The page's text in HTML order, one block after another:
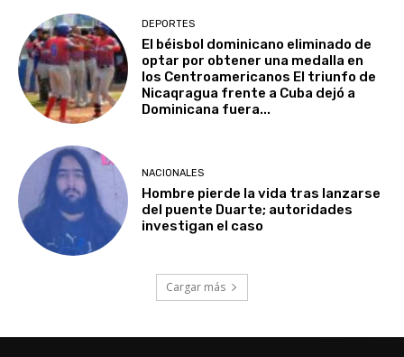
DEPORTES
El béisbol dominicano eliminado de
optar por obtener una medalla en
los Centroamericanos El triunfo de
Nicaqragua frente a Cuba dejó a
Dominicana fuera...
NACIONALES
Hombre pierde la vida tras lanzarse
del puente Duarte; autoridades
investigan el caso
Cargar más